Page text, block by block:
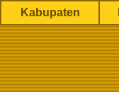
Kabupaten